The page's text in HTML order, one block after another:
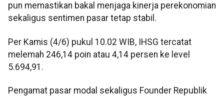
pun memastikan bakal menjaga kinerja perekonomian
sekaligus sentimen pasar tetap stabil.
Per Kamis (4/6) pukul 10.02 WIB, IHSG tercatat
melemah 246,14 poin atau 4,14 persen ke level
5.694,91.
Pengamat pasar modal sekaligus Founder Republik